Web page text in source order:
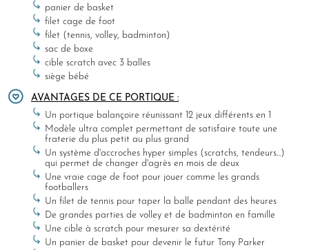
panier de basket
filet cage de foot
filet (tennis, volley, badminton)
sac de boxe
cible scratch avec 3 balles
siège bébé
AVANTAGES DE CE PORTIQUE :
Un portique balançoire réunissant 12 jeux différents en 1
Modèle ultra complet permettant de satisfaire toute une
fraterie du plus petit au plus grand
Un système d'accroches hyper simples (scratchs, tendeurs...)
qui permet de changer d'agrès en mois de deux
Une vraie cage de foot pour jouer comme les grands
footballers
Un filet de tennis pour taper la balle pendant des heures
De grandes parties de volley et de badminton en famille
Une cible à scratch pour mesurer sa dextérité
Un panier de basket pour devenir le futur Tony Parker